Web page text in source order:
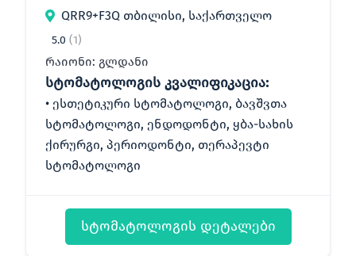
QRR9+F3Q თბილისი, საქართველო
5.0 (1)
რაიონი: გლდანი
სტომატოლოგის კვალიფიკაცია:
ესთეტიკური სტომატოლოგი, ბავშვთა
სტომატოლოგი, ენდოდონტი, ყბა-სახის
ქირურგი, პერიოდონტი, თერაპევტი
სტომატოლოგი
სტომატოლოგის დეტალები